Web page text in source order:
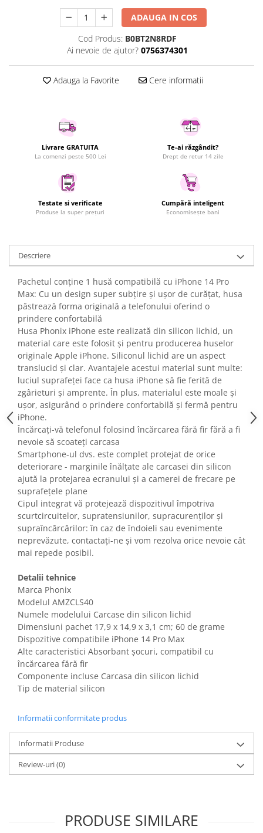
Uscatoare rufe
Utilaje si materiale de constructii
Laptop, Tablete & Telefoane
Accesorii tablete
Telefoane Mobile & accesorii
Electrocasnice & Climatizare
Accesorii si piese masini spalat
rufe si uscatoare
Accesorii si piese masini spalat
Aparate Frigorifice
Aparate Racire Aer
Aragaze si cuptoare cu microunde
Electrocasnice pentru Bucatarie
Fiare de calcat si masini de cusut
Ingrijire Locuinta
Purificatoare de aer
Fashion
Bijuterii
Ceasuri barbatesti
Ceasuri dama
Cutii, curele si accesorii ceasuri
Genti si accesorii barbati
Genti si accesorii femei
Imbracaminte barbati
Imbracaminte femei
Imbracaminte si Incaltaminte copii
Incaltaminte barbati
Incaltaminte femei
Ochelari de soare
Ochelari de vedere
Gaming, Carti & Birotica
Birotica & Papetarie
Console, Jocuri & Accesorii
Ingrijire personala & Cosmetice
Accesorii aparate de ras electrice
Accesorii aparate hair styling
Aparate & Accesorii ingrijire
personala
Aparate cosmetice
Articole Sanatate si Wellness
Consumabile sanitare
Cosmetice si produse ingrijire
Igiena dentara
Jucarii, Copii & Bebe
Camera copilului
Hrana bebelusi
ADAUGA IN COS
Cod Produs: B0BT2N8RDF
Ai nevoie de ajutor? 0756374301
Adauga la Favorite Cere informatii
Livrare GRATUITA
La comenzi peste 500 Lei
Te-ai răzgândit?
Drept de retur 14 zile
Testate si verificate
Produse la super prețuri
Cumpără inteligent
Economisește bani
Descriere
Pachetul conține 1 husă compatibilă cu iPhone 14 Pro
Max: Cu un design super subțire și ușor de curățat, husa
păstrează forma originală a telefonului oferind o
prindere confortabilă
Husa Phonix iPhone este realizată din silicon lichid, un
material care este folosit și pentru producerea huselor
originale Apple iPhone. Siliconul lichid are un aspect
translucid și clar. Avantajele acestui material sunt multe:
luciul suprafeței face ca husa iPhone să fie ferită de
zgârieturi și amprente. În plus, materialul este moale și
ușor, asigurând o prindere confortabilă și fermă pentru
iPhone.
Încărcați-vă telefonul folosind încărcarea fără fir fără a fi
nevoie să scoateți carcasa
Smartphone-ul dvs. este complet protejat de orice
deteriorare - marginile înălțate ale carcasei din silicon
ajută la protejarea ecranului și a camerei de frecare pe
suprafețele plane
Cipul integrat vă protejează dispozitivul împotriva
scurtcircuitelor, supratensiunilor, supracurenților și
supraîncărcărilor: în caz de îndoieli sau evenimente
neprevăzute, contactați-ne și vom rezolva orice nevoie cât
mai repede posibil.
Detalii tehnice
Marca Phonix
Modelul AMZCLS40
Numele modelului Carcase din silicon lichid
Dimensiuni pachet ‎17,9 x 14,9 x 3,1 cm; 60 de grame
Dispozitive compatibile iPhone 14 Pro Max
Alte caracteristici Absorbant șocuri, compatibil cu
încărcarea fără fir
Componente incluse Carcasa din silicon lichid
Tip de material silicon
Informatii conformitate produs
Informatii Produse
Review-uri(0)
PRODUSE SIMILARE